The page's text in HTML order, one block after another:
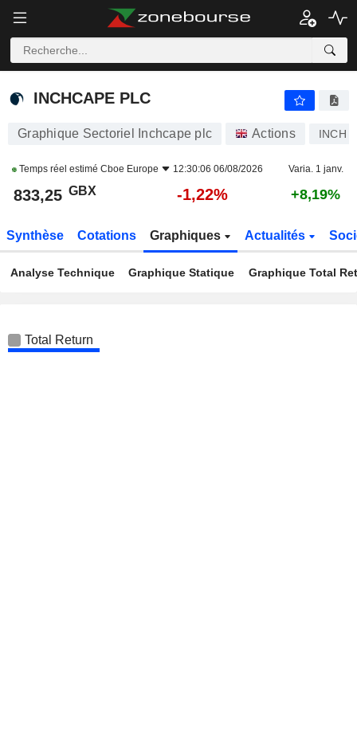
INCHCAPE PLC
INCHCAPE PLC
Graphique Sectoriel Inchcape plc Actions INCH
Temps réel estimé Cboe Europe 12:30:06 06/08/2026 Varia. 1 janv.
833,25 GBX -1,22% +8,19%
Synthèse Cotations Graphiques Actualités
Analyse Technique Graphique Statique Graphique Total
Total Return